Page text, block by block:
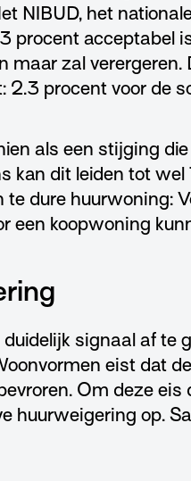
NIBUD, het
procent acceptabel
maar zal
2.3 procent voor de
als een stijging
kan dit leiden tot
te dure huurwoning:
een koopwoning
signaal af te
eist dat
Om deze eis
huurweigering op.